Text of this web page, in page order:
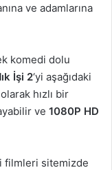
ve adamlarına
komedi dolu
İşi 2‘yi aşağıdaki
hızlı bir
ve 1080P HD
filmleri sitemizde